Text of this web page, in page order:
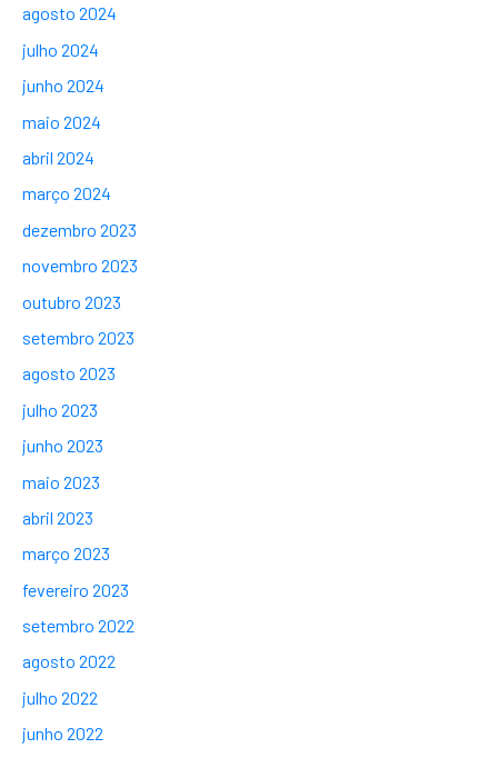
agosto 2024
julho 2024
junho 2024
maio 2024
abril 2024
março 2024
dezembro 2023
novembro 2023
outubro 2023
setembro 2023
agosto 2023
julho 2023
junho 2023
maio 2023
abril 2023
março 2023
fevereiro 2023
setembro 2022
agosto 2022
julho 2022
junho 2022